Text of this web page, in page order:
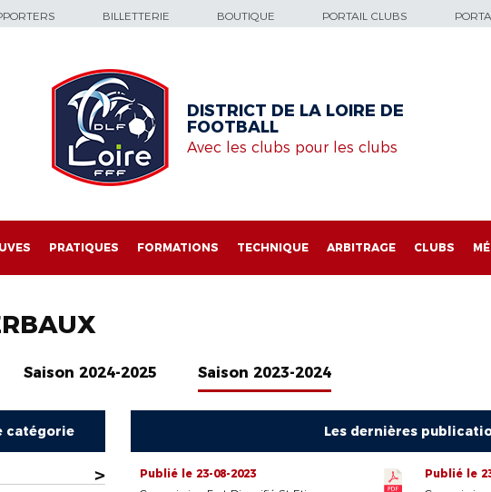
BILLETTERIE BOUTIQUE PORTAIL CLUBS
DISTRICT DE LA LOIRE DE
FOOTBALL
Avec les clubs pour les clubs
PRATIQUES FORMATIONS TECHNIQUE ARBITRAGE CLUBS
Saison 2024-2025 Saison 2023-2024
catégorie
>
Les dernières
Publié le 23-08-2023
Publié le